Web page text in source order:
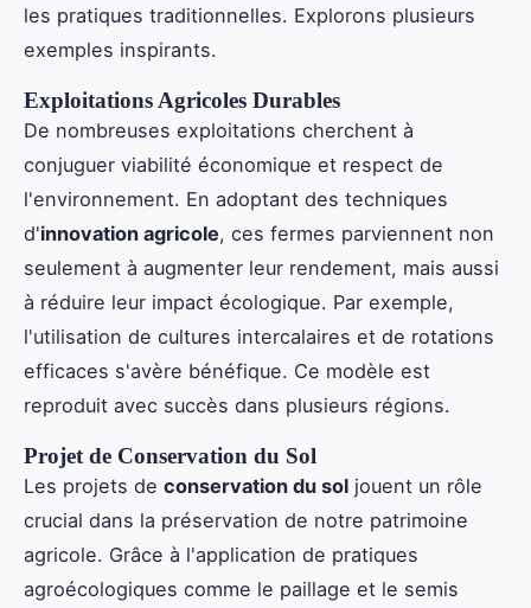
les pratiques traditionnelles. Explorons plusieurs
exemples inspirants.
Exploitations Agricoles Durables
De nombreuses exploitations cherchent à
conjuguer viabilité économique et respect de
l'environnement. En adoptant des techniques
d'innovation agricole, ces fermes parviennent non
seulement à augmenter leur rendement, mais aussi
à réduire leur impact écologique. Par exemple,
l'utilisation de cultures intercalaires et de rotations
efficaces s'avère bénéfique. Ce modèle est
reproduit avec succès dans plusieurs régions.
Projet de Conservation du Sol
Les projets de conservation du sol jouent un rôle
crucial dans la préservation de notre patrimoine
agricole. Grâce à l'application de pratiques
agroécologiques comme le paillage et le semis